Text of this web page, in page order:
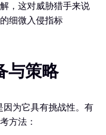
，这对威胁猎手来说
细微入侵指标
与策略
因为它具有挑战性。有
方法：